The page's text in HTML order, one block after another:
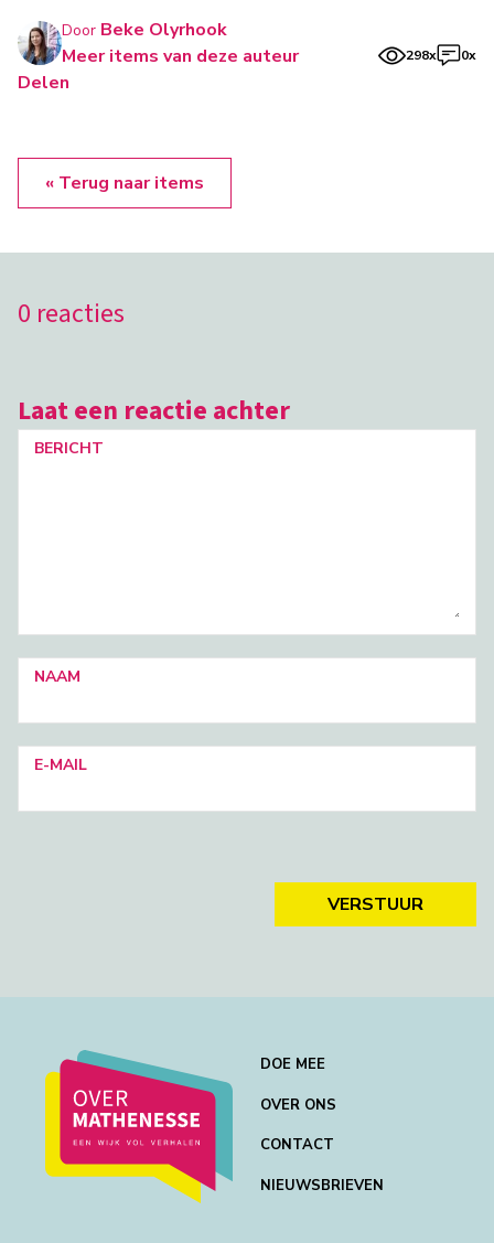
Door Beke Olyrhook
Meer items van deze auteur
298x 0x
Delen
« Terug naar items
0 reacties
Laat een reactie achter
BERICHT
NAAM
E-MAIL
VERSTUUR
DOE MEE
OVER ONS
CONTACT
NIEUWSBRIEVEN